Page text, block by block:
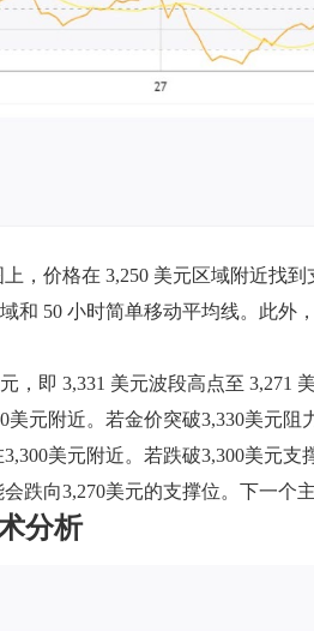
，价格在 3,250 美元区域附近找
和 50 小时简单移动平均线。此外
，即 3,331 美元波段高点至 3,271
美元附近。若金价突破3,330美元
美元附近。若跌破3,300美元支
跌向3,270美元的支撑位。下一个
分析